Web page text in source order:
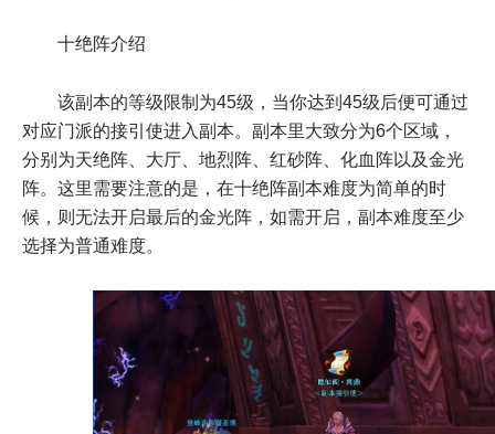
十绝阵介绍
该副本的等级限制为45级，当你达到45级后便可通过
对应门派的接引使进入副本。副本里大致分为6个区域，
分别为天绝阵、大厅、地烈阵、红砂阵、化血阵以及金光
阵。这里需要注意的是，在十绝阵副本难度为简单的时
候，则无法开启最后的金光阵，如需开启，副本难度至少
选择为普通难度。